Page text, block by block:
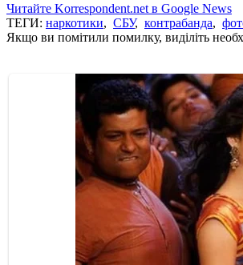
Читайте Korrespondent.net в Google News
ТЕГИ: наркотики, СБУ, контрабанда,
Якщо ви помітили помилку, виділіть